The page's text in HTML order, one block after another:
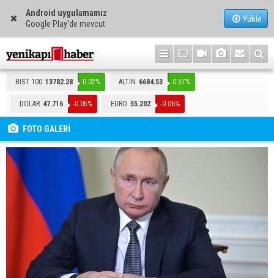
Android uygulamamız
Google Play'de mevcut
Yükle
BIST 100 13782.28 0.02% ALTIN 6684.53 0.37%
DOLAR 47.716 -0.05% EURO 55.202 -0.06%
FOTO GALERİ